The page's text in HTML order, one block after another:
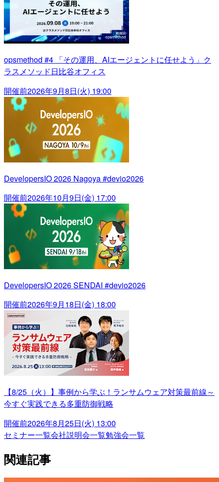
opsmethod #4 「その運用、AIエージェントに任せよう」ク
ラスメソッド日比谷オフィス
開催前2026年9月8日(火) 19:00
DevelopersIO 2026 Nagoya #devio2026
開催前2026年10月9日(金) 17:00
DevelopersIO 2026 SENDAI #devio2026
開催前2026年9月18日(金) 18:00
【8/25（火）】事例から学ぶ！ランサムウェア対策最前線～
今すぐ実践できる多重防御戦略
開催前2026年8月25日(火) 13:00
セミナー一覧会社説明会一覧勉強会一覧
関連記事